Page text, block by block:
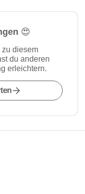
😍
zu diesem
du anderen
erleichtern.